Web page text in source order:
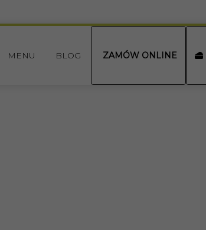
MENU BLOG ZAMÓW ONLINE